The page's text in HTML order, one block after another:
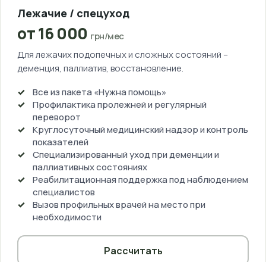
Лежачие / спецуход
от 16 000 грн/мес
Для лежачих подопечных и сложных состояний –
деменция, паллиатив, восстановление.
Все из пакета «Нужна помощь»
Профилактика пролежней и регулярный
переворот
Круглосуточный медицинский надзор и контроль
показателей
Специализированный уход при деменции и
паллиативных состояниях
Реабилитационная поддержка под наблюдением
специалистов
Вызов профильных врачей на место при
необходимости
Рассчитать